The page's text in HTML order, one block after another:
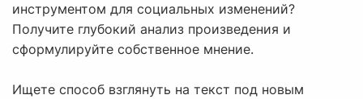
инструментом для социальных изменений?
Получите глубокий анализ произведения и
сформулируйте собственное мнение.
Ищете способ взглянуть на текст под новым